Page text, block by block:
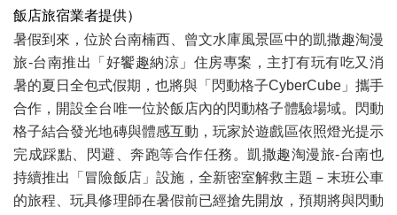
飯店旅宿業者提供）
暑假到來，位於台南楠西、曾文水庫風景區中的凱撒趣淘漫
旅-台南推出「好饗趣納涼」住房專案，主打有玩有吃又消
暑的夏日全包式假期，也將與「閃動格子CyberCube」攜手
合作，開設全台唯一位於飯店內的閃動格子體驗場域。閃動
格子結合發光地磚與體感互動，玩家於遊戲區依照燈光提示
完成踩點、閃避、奔跑等合作任務。凱撒趣淘漫旅-台南也
持續推出「冒險飯店」設施，全新密室解救主題－末班公車
的旅程、玩具修理師在暑假前已經搶先開放，預期將與閃動